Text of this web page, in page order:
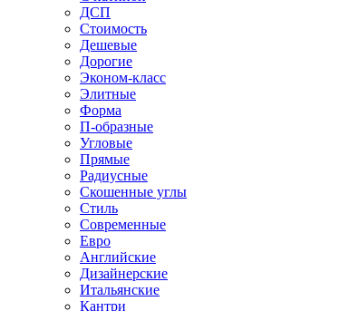
ДСП
Стоимость
Дешевые
Дорогие
Эконом-класс
Элитные
Форма
П-образные
Угловые
Прямые
Радиусные
Скошенные углы
Стиль
Современные
Евро
Английские
Дизайнерские
Итальянские
Кантри